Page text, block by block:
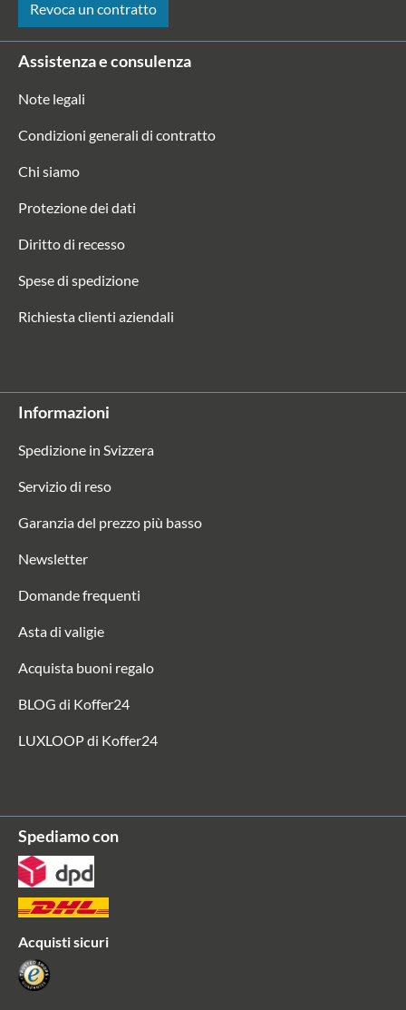
Revoca un contratto
Assistenza e consulenza
Note legali
Condizioni generali di contratto
Chi siamo
Protezione dei dati
Diritto di recesso
Spese di spedizione
Richiesta clienti aziendali
Informazioni
Spedizione in Svizzera
Servizio di reso
Garanzia del prezzo più basso
Newsletter
Domande frequenti
Asta di valigie
Acquista buoni regalo
BLOG di Koffer24
LUXLOOP di Koffer24
Spediamo con
Acquisti sicuri